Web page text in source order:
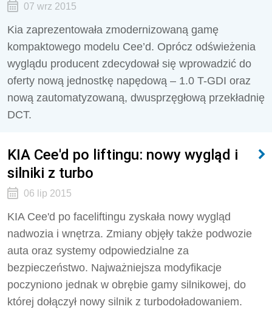
07 wrz 2015
Kia zaprezentowała zmodernizowaną gamę
kompaktowego modelu Cee’d. Oprócz odświeżenia
wyglądu producent zdecydował się wprowadzić do
oferty nową jednostkę napędową – 1.0 T-GDI oraz
nową zautomatyzowaną, dwusprzęgłową przekładnię
DCT.
KIA Cee'd po liftingu: nowy wygląd i
silniki z turbo
06 lip 2015
KIA Cee'd po faceliftingu zyskała nowy wygląd
nadwozia i wnętrza. Zmiany objęły także podwozie
auta oraz systemy odpowiedzialne za
bezpieczeństwo. Najważniejsza modyfikacje
poczyniono jednak w obrębie gamy silnikowej, do
której dołączył nowy silnik z turbodoładowaniem.